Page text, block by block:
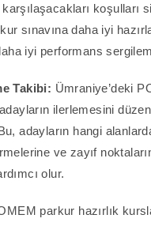
koşulları
sınavına daha iyi
iyi performans
Takibi: Ümraniye’deki
ilerlemesini
adayların hangi
ve zayıf
olur.
parkur hazırlık